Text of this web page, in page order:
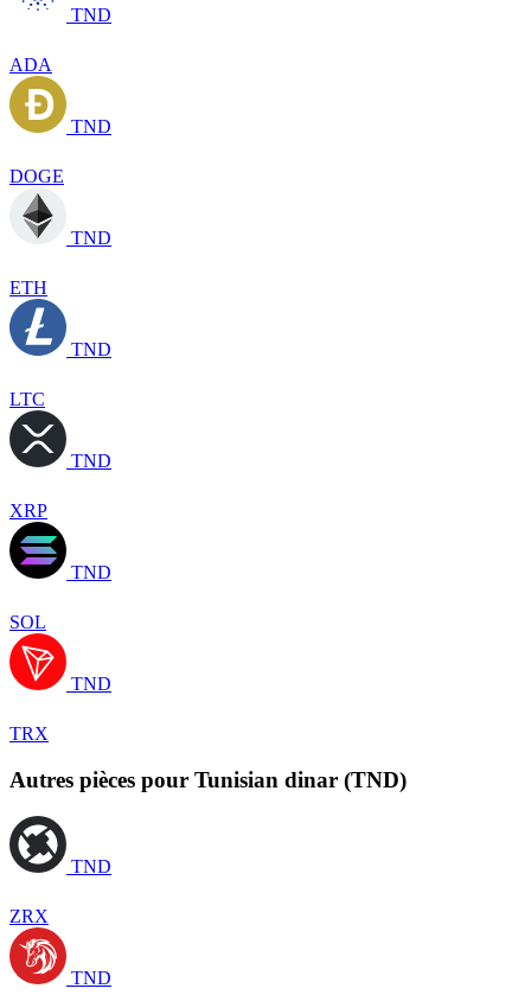
TND
ADA
TND
DOGE
TND
ETH
TND
LTC
TND
XRP
TND
SOL
TND
TRX
Autres pièces pour Tunisian dinar (TND)
TND
ZRX
TND